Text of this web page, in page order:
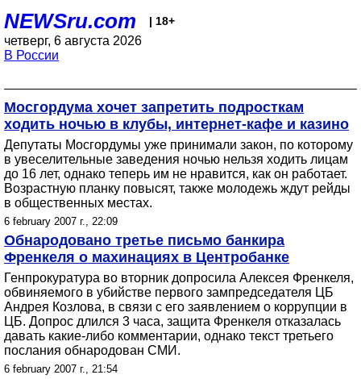
NEWSru.com | 18+
четверг, 6 августа 2026
В России
Мосгордума хочет запретить подросткам
ходить ночью в клубы, интернет-кафе и казино
Депутаты Мосгордумы уже принимали закон, по которому
в увеселительные заведения ночью нельзя ходить лицам
до 16 лет, однако теперь им не нравится, как он работает.
Возрастную планку повысят, также молодежь ждут рейды
в общественных местах.
6 february 2007 г., 22:09
Обнародовано третье письмо банкира
Френкеля о махинациях в Центробанке
Генпрокуратура во вторник допросила Алексея Френкеля,
обвиняемого в убийстве первого зампредседателя ЦБ
Андрея Козлова, в связи с его заявлением о коррупции в
ЦБ. Допрос длился 3 часа, защита Френкеля отказалась
давать какие-либо комментарии, однако текст третьего
послания обнародован СМИ.
6 february 2007 г., 21:54